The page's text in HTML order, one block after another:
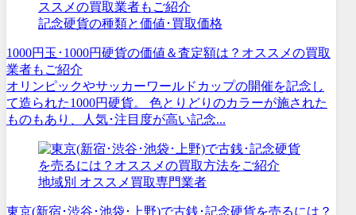
記念硬貨の種類と価値･買取価格
1000円玉･1000円硬貨の価値＆査定額は？オススメの買取
業者もご紹介
オリンピックやサッカーワールドカップの開催を記念し
て造られた1000円硬貨。 色とりどりのカラーが施された
ものもあり、人気･注目度が高い記念...
地域別 オススメ買取専門業者
東京(新宿･渋谷･池袋･上野)で古銭･記念硬貨を売るには？